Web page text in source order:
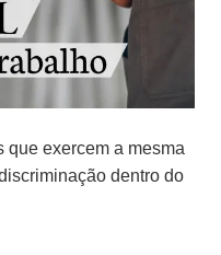
que exercem a mesma
dentro do